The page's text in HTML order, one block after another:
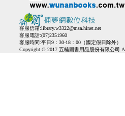
客服信箱:library.w3322@msa.hinet.net
客服電話:(07)2351960
客服時間:平日9：30-18：00（國定假日除外）
Copyright © 2017 五楠圖書用品股份有限公司